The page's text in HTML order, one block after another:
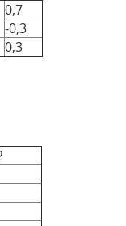
0,7
-0,3
0,3